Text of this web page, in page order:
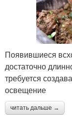
Появившиеся
достаточно
требуется
освещение
читать дальше →